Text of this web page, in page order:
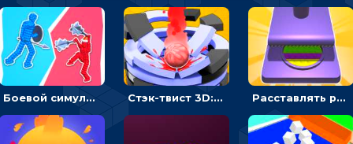
Боевой симулятор 3D: повтори позу рыцаря и победи врага Стэк-твист 3D: тапай по шарику, чтобы разбивать платформы Расставлять резиновые кубики, чтобы делать поп-ит - гиперказуальные